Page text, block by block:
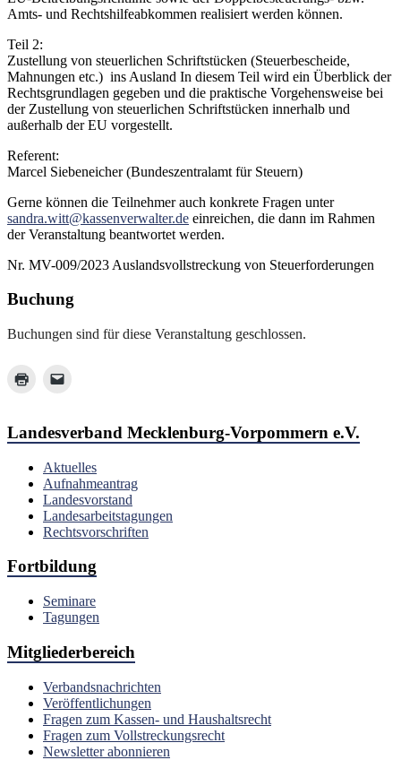
Amts- und Rechtshilfeabkommen realisiert werden können.
Teil 2:
Zustellung von steuerlichen Schriftstücken (Steuerbescheide,
Mahnungen etc.) ins Ausland In diesem Teil wird ein Überblick der
Rechtsgrundlagen gegeben und die praktische Vorgehensweise bei
der Zustellung von steuerlichen Schriftstücken innerhalb und
außerhalb der EU vorgestellt.
Referent:
Marcel Siebeneicher (Bundeszentralamt für Steuern)
Gerne können die Teilnehmer auch konkrete Fragen unter
sandra.witt@kassenverwalter.de einreichen, die dann im Rahmen
der Veranstaltung beantwortet werden.
Nr. MV-009/2023 Auslandsvollstreckung von Steuerforderungen
Buchung
Buchungen sind für diese Veranstaltung geschlossen.
Landesverband Mecklenburg-Vorpommern e.V.
Aktuelles
Aufnahmeantrag
Landesvorstand
Landesarbeitstagungen
Rechtsvorschriften
Fortbildung
Seminare
Tagungen
Mitgliederbereich
Verbandsnachrichten
Veröffentlichungen
Fragen zum Kassen- und Haushaltsrecht
Fragen zum Vollstreckungsrecht
Newsletter abonnieren